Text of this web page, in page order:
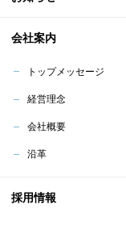
会社案内
トップメッセージ
経営理念
会社概要
沿革
採用情報